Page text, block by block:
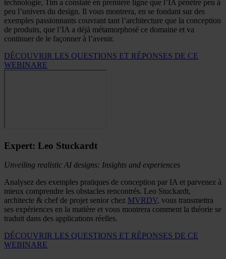
technologie, Tim a constaté en première ligne que l’IA pénètre peu à
peu l’univers du design. Il vous montrera, en se fondant sur des
exemples passionnants couvrant tant l’architecture que la conception
de produits, que l’IA a déjà métamorphosé ce domaine et va
continuer de le façonner à l’avenir.
DÉCOUVRIR LES QUESTIONS ET RÉPONSES DE CE
WEBINARE
Expert: Leo Stuckardt
Unveiling realistic AI designs: Insights and experiences
Analysez des exemples pratiques de conception par IA et parvenez à
mieux comprendre les obstacles rencontrés. Leo Stuckardt,
architecte & chef de projet senior chez MVRDV, vous transmettra
ses expériences en la matière et vous montrera comment la théorie se
traduit dans des applications réelles.
DÉCOUVRIR LES QUESTIONS ET RÉPONSES DE CE
WEBINARE